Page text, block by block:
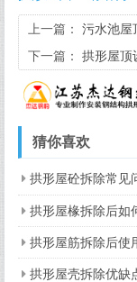
上一篇： 污水池屋
下一篇： 拱形屋顶
猜你喜欢
拱形屋砼拆除常见
拱形屋椽拆除后如
拱形屋筋拆除后使
拱形屋壳拆除优缺